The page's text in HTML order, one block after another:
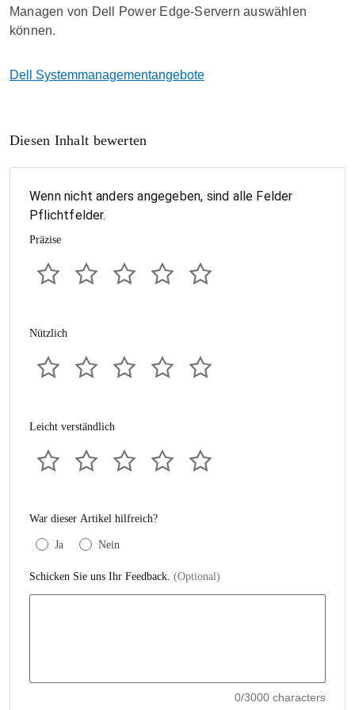
Managen von Dell Power Edge-Servern auswählen
können.
Dell Systemmanagementangebote
Diesen Inhalt bewerten
Wenn nicht anders angegeben, sind alle Felder
Pflichtfelder.
Präzise
Nützlich
Leicht verständlich
War dieser Artikel hilfreich?
Ja Nein
Schicken Sie uns Ihr Feedback. (Optional)
0/3000 characters